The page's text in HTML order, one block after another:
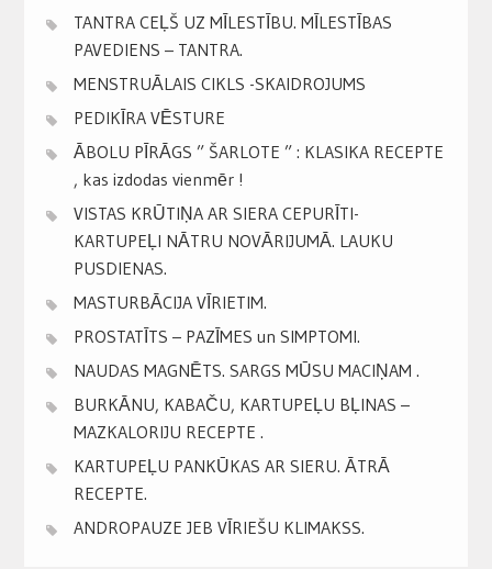
TANTRA CEĻŠ UZ MĪLESTĪBU. MĪLESTĪBAS
PAVEDIENS – TANTRA.
MENSTRUĀLAIS CIKLS -SKAIDROJUMS
PEDIKĪRA VĒSTURE
ĀBOLU PĪRĀGS ” ŠARLOTE ” : KLASIKA RECEPTE
, kas izdodas vienmēr !
VISTAS KRŪTIŅA AR SIERA CEPURĪTI-
KARTUPEĻI NĀTRU NOVĀRIJUMĀ. LAUKU
PUSDIENAS.
MASTURBĀCIJA VĪRIETIM.
PROSTATĪTS – PAZĪMES un SIMPTOMI.
NAUDAS MAGNĒTS. SARGS MŪSU MACIŅAM .
BURKĀNU, KABAČU, KARTUPEĻU BĻINAS –
MAZKALORIJU RECEPTE .
KARTUPEĻU PANKŪKAS AR SIERU. ĀTRĀ
RECEPTE.
ANDROPAUZE JEB VĪRIEŠU KLIMAKSS.